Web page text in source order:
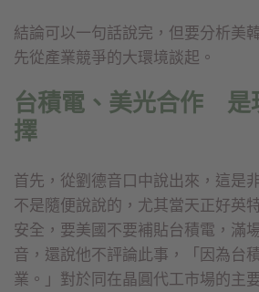
結論可以一句話說完，但要分析美
先從產業競爭的大環境談起。
台積電、美光合作 是
擇
首先，從劉德音口中說出來，這是
不是隨便說說的，尤其當天正好英
安全，要美國不要補貼台積電，滿
音，還說他不評論此事，「因為台
業。」對於同在晶圓代工市場的主